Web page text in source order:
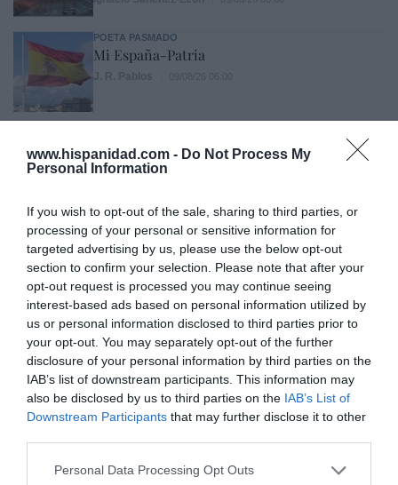
www.hispanidad.com - Do Not Process My
Personal Information
If you wish to opt-out of the sale, sharing to third parties, or
processing of your personal or sensitive information for
targeted advertising by us, please use the below opt-out
section to confirm your selection. Please note that after your
opt-out request is processed you may continue seeing
interest-based ads based on personal information utilized by
us or personal information disclosed to third parties prior to
your opt-out. You may separately opt-out of the further
disclosure of your personal information by third parties on the
IAB’s list of downstream participants. This information may
also be disclosed by us to third parties on the IAB’s List of
Downstream Participants that may further disclose it to other
Personal Data Processing Opt Outs
POETA PASMADO
Mi España-Patria
Primarias presidenciales demócratas 2028. El
Biden
Ignacio Aguirre 09/08/26 06:00
SOCIEDAD
Los cambios del Papa León XIV: lentos pero
acertados
Eulogio López 09/08/26 06:00
Marcelo Gullo: “El trabajo de desmitificar la
historia, de poner la verdadera, de
desmontar la falsificación, es un trabajo
cristiano"